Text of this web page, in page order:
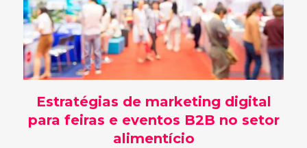
Estratégias de marketing digital
para feiras e eventos B2B no setor
alimentício